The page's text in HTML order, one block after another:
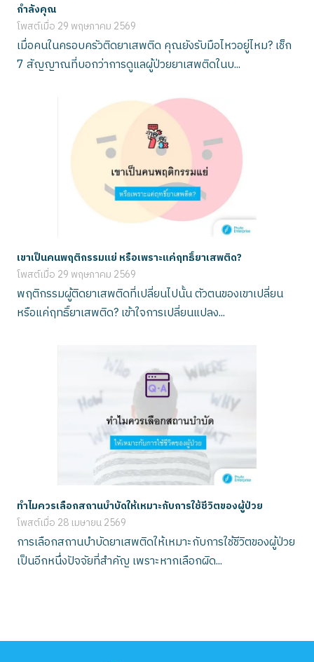
กำลังคุณ
โพสต์เมื่อ 29 พฤษภาคม 2569
เมื่อคนในครอบครัวติดยาเสพติด คุณยังรับมือไหวอยู่ไหม? เช็ก
7 สัญญาณที่บอกว่าการดูแลผู้ป่วยยาเสพติดในบ...
เขาเป็นคนพฤติกรรมแย่ หรือเพราะแค่ฤทธิ์ยาเสพติด?
โพสต์เมื่อ 29 พฤษภาคม 2569
พฤติกรรมผู้ติดยาเสพติดที่เปลี่ยนไปนั้น ตัวตนของเขาเปลี่ยน
หรือแค่ฤทธิ์ยาเสพติด? เข้าใจการเปลี่ยนแปลง...
ทำไมควรเลือกสถานบำบัดให้เหมาะกับการใช้ชีวิตของผู้ป่วย
โพสต์เมื่อ 28 เมษายน 2569
การเลือกสถานบำบัดยาเสพติดให้เหมาะกับการใช้ชีวิตของผู้ป่วย
เป็นอีกหนึ่งปัจจัยที่สำคัญ เพราะหากเลือกผิด...